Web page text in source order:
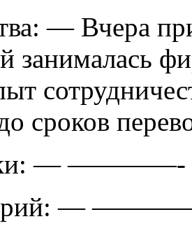
— Вчера
занималась
сроков
— ————-
—